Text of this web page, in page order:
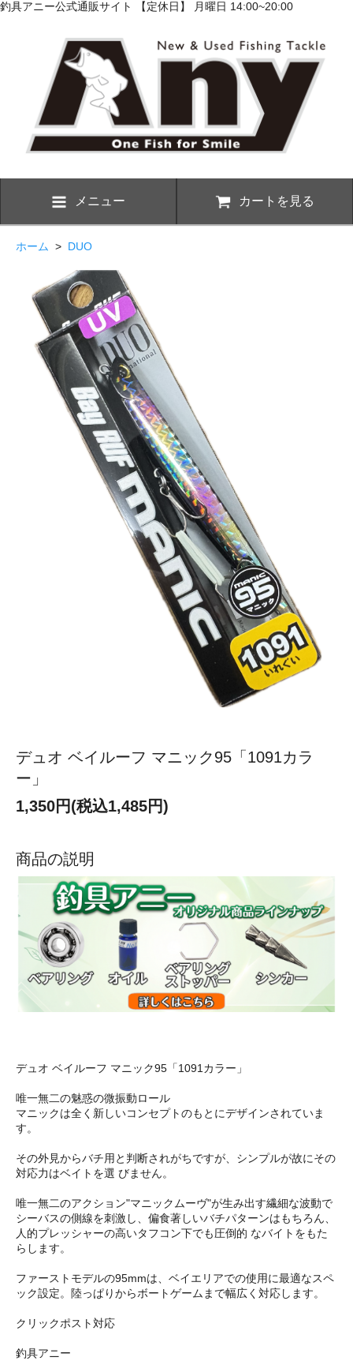
釣具アニー公式通販サイト 【定休日】 月曜日 14:00~20:00
メニュー カートを見る
ホーム > DUO
デュオ ベイルーフ マニック95「1091カラ
ー」
1,350円(税込1,485円)
商品の説明
デュオ ベイルーフ マニック95「1091カラー」
唯一無二の魅惑の微振動ロール
マニックは全く新しいコンセプトのもとにデザインされていま
す。
その外見からバチ用と判断されがちですが、シンプルが故にその
対応力はベイトを選 びません。
唯一無二のアクション"マニックムーヴ"が生み出す繊細な波動で
シーバスの側線を刺激し、偏食著しいバチパターンはもちろん、
人的プレッシャーの高いタフコン下でも圧倒的 なバイトをもた
らします。
ファーストモデルの95mmは、ベイエリアでの使用に最適なスペ
ック設定。陸っぱりからボートゲームまで幅広く対応します。
クリックポスト対応
釣具アニー